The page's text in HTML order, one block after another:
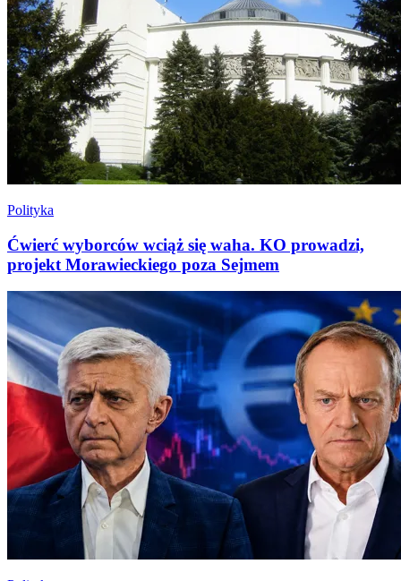
Polityka
Ćwierć wyborców wciąż się waha. KO prowadzi,
projekt Morawieckiego poza Sejmem